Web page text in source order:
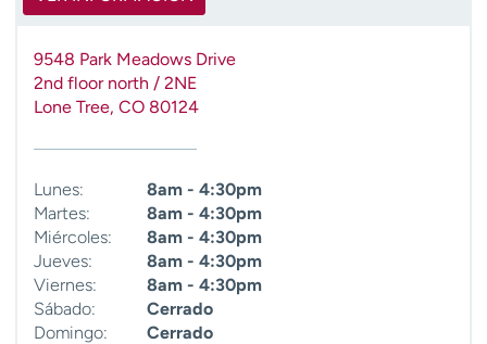
9548 Park Meadows Drive
2nd floor north / 2NE
Lone Tree, CO 80124
Lunes:
8am - 4:30pm
Martes:
8am - 4:30pm
Miércoles:
8am - 4:30pm
Jueves:
8am - 4:30pm
Viernes:
8am - 4:30pm
Sábado:
Cerrado
Domingo:
Cerrado